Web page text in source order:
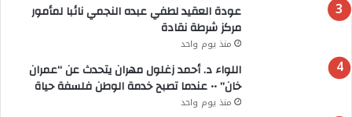
عودة العقيد لطفي عبده النجمي نائبا لمأمور
مركز شرطة نقادة
منذ يوم واحد
اللواء د. أحمد زغلول مهران يتحدث عن “عمران
خان” •• عندما تصبح خدمة الوطن فلسفة حياة
منذ يوم واحد